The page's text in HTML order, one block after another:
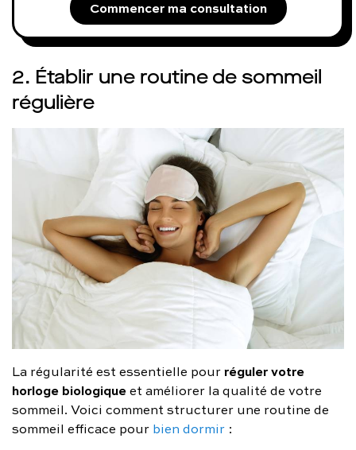
Commencer ma consultation
2. Établir une routine de sommeil
régulière
La régularité est essentielle pourréguler votre
horloge biologiqueet améliorer la qualité de votre
sommeil. Voici comment structurer une routine de
sommeil efficace pour bien dormir :